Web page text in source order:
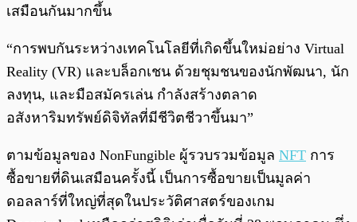
เสมือนกันมากขึ้น
“การพบกันระหว่างเทคโนโลยีที่เกิดขึ้นใหม่อย่าง Virtual
Reality (VR) และบล็อกเชน ด้วยชุมชนของนักพัฒนา, นัก
ลงทุน, และมือสมัครเล่น กำลังสร้างตลาด
อสังหาริมทรัพย์ดิจิทัลที่มีชีวิตชีวาขึ้นมา”
ตามข้อมูลของ NonFungible ผู้รวบรวมข้อมูล NFT การ
ซื้อขายที่ดินเสมือนครั้งนี้ เป็นการซื้อขายเป็นมูลค่า
ดอลลาร์ที่ใหญ่ที่สุดในประวัติศาสตร์ของเกม